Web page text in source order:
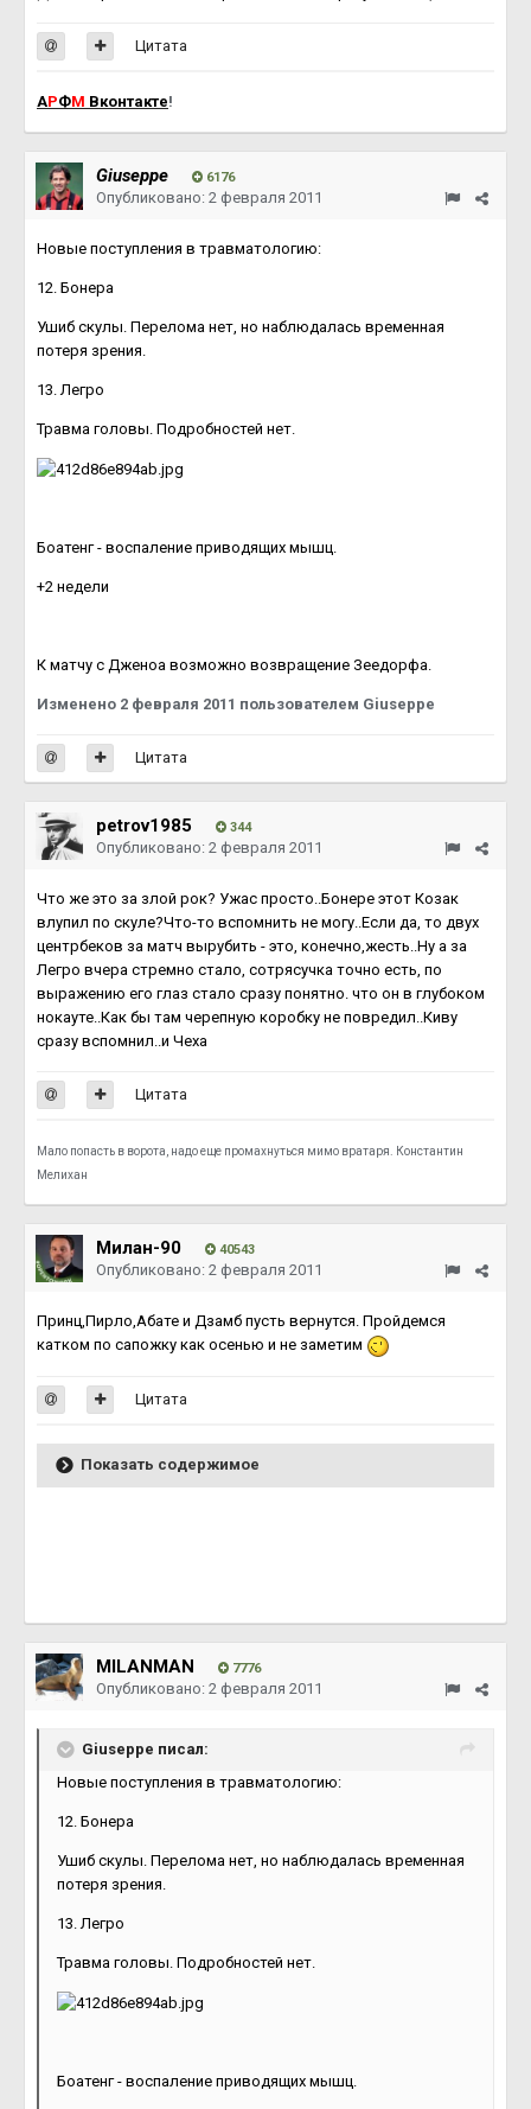
Цитата
АРФМ Вконтакте!
Giuseppe 6176
Опубликовано: 2 февраля 2011
Новые поступления в травматологию:
12. Бонера
Ушиб скулы. Перелома нет, но наблюдалась временная
потеря зрения.
13. Легро
Травма головы. Подробностей нет.
Боатенг - воспаление приводящих мышц.
+2 недели
К матчу с Дженоа возможно возвращение Зеедорфа.
Изменено 2 февраля 2011 пользователем Giuseppe
Цитата
petrov1985 344
Опубликовано: 2 февраля 2011
Что же это за злой рок? Ужас просто..Бонере этот Козак
влупил по скуле?Что-то вспомнить не могу..Если да, то двух
центрбеков за матч вырубить - это, конечно,жесть..Ну а за
Легро вчера стремно стало, сотрясучка точно есть, по
выражению его глаз стало сразу понятно. что он в глубоком
нокауте..Как бы там черепную коробку не повредил..Киву
сразу вспомнил..и Чеха
Цитата
Мало попасть в ворота, надо еще промахнуться мимо вратаря. Константин
Мелихан
Милан-90 40543
Опубликовано: 2 февраля 2011
Принц,Пирло,Абате и Дзамб пусть вернутся. Пройдемся
катком по сапожку как осенью и не заметим
Цитата
Показать содержимое
MILANMAN 7776
Опубликовано: 2 февраля 2011
Giuseppe писал:
Новые поступления в травматологию:
12. Бонера
Ушиб скулы. Перелома нет, но наблюдалась временная
потеря зрения.
13. Легро
Травма головы. Подробностей нет.
Боатенг - воспаление приводящих мышц.